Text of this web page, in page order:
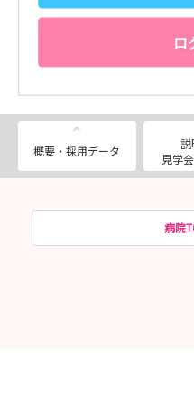
ロ
概要・採用データ
説
見学
病院